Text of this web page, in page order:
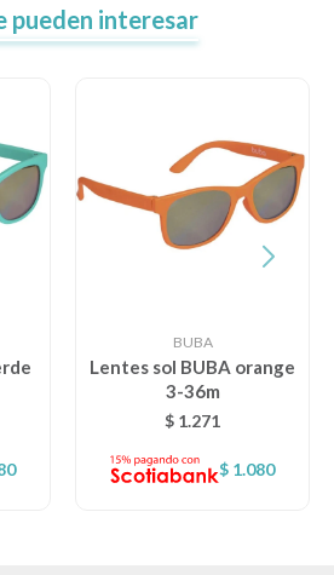
pueden interesar
BUBA
Lentes sol BUBA orange
3-36m
$ 1.271
$ 1.080